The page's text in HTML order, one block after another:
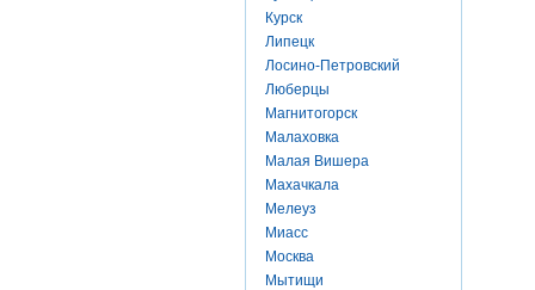
Курск
Липецк
Лосино-Петровский
Люберцы
Магнитогорск
Малаховка
Малая Вишера
Махачкала
Мелеуз
Миасс
Москва
Мытищи